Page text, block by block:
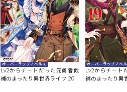
オーバーラップノベルス
Lv2からチートだった元勇者候
補のまったり異世界ライフ 20
オーバーラップノベ
Lv2からチート
補のまったり異